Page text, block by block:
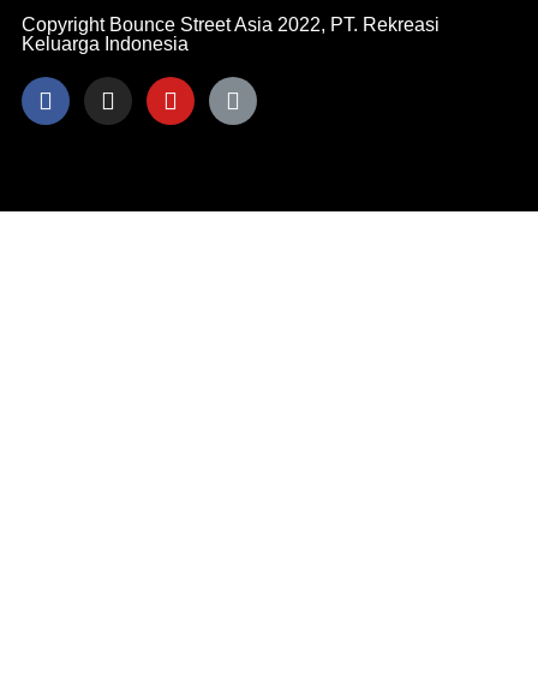
Copyright Bounce Street Asia 2022, PT. Rekreasi
Keluarga Indonesia